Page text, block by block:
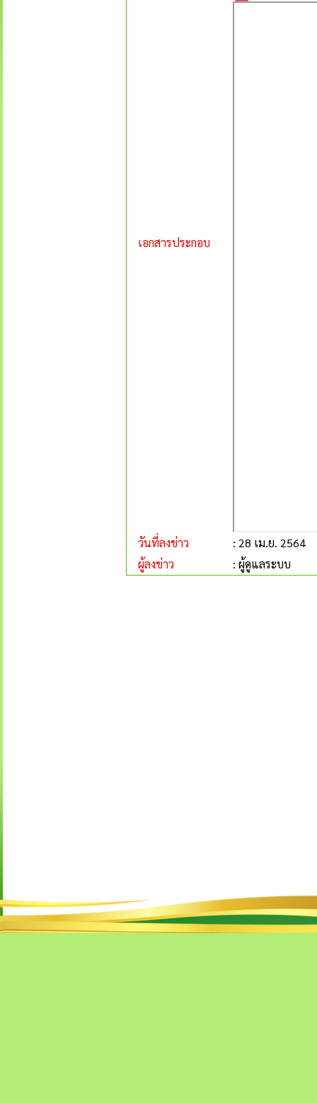
เอกสารประกอบ
วันที่ลงข่าว
: 28 เม.ย. 2564
ผู้ลงข่าว
: ผู้ดูแลระบบ